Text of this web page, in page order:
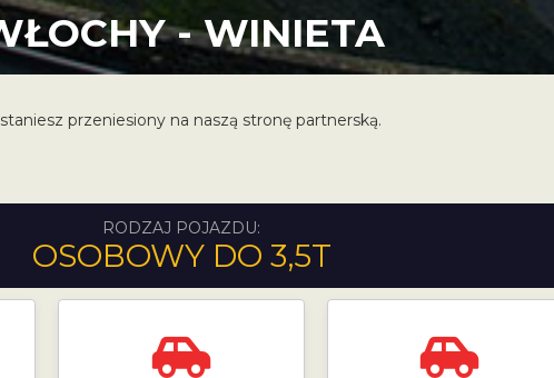
- WINIETA
przeniesiony na naszą stronę partnerską.
RODZAJ POJAZDU:
OSOBOWY DO 3,5T